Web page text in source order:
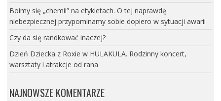
Boimy się „chemii” na etykietach. O tej naprawdę
niebezpiecznej przypominamy sobie dopiero w sytuacji awarii
Czy da się randkować inaczej?
Dzień Dziecka z Roxie w HULAKULA. Rodzinny koncert,
warsztaty i atrakcje od rana
NAJNOWSZE KOMENTARZE